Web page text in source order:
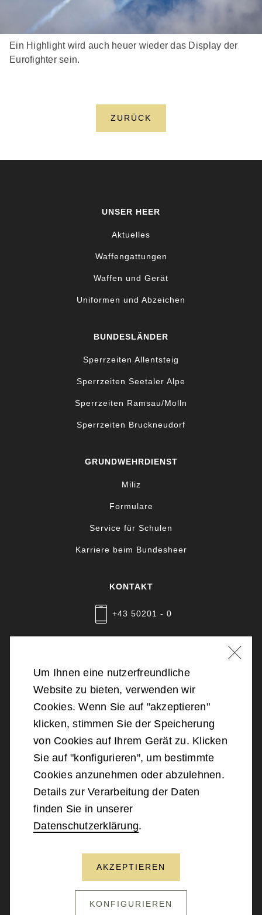
Ein Highlight wird auch heuer wieder das Display der
Eurofighter sein.
ZURÜCK
UNSER HEER
Aktuelles
Waffengattungen
Waffen und Gerät
Uniformen und Abzeichen
BUNDESLÄNDER
Sperrzeiten Allentsteig
Sperrzeiten Seetaler Alpe
Sperrzeiten Ramsau/Molln
Sperrzeiten Bruckneudorf
GRUNDWEHRDIENST
Miliz
Formulare
Service für Schulen
Karriere beim Bundesheer
KONTAKT
+43 50201 - 0
2026Bundesministerium für Landesverteidigung
Barrierefreiheit
Datenschutz
Kontakt
Um Ihnen eine nutzerfreundliche
Website zu bieten, verwenden wir
Cookies. Wenn Sie auf "akzeptieren"
klicken, stimmen Sie der Speicherung
von Cookies auf Ihrem Gerät zu. Klicken
Sie auf "konfigurieren", um bestimmte
Cookies anzunehmen oder abzulehnen.
Details zur Verarbeitung der Daten
finden Sie in unserer
Datenschutzerklärung.
AKZEPTIEREN
KONFIGURIEREN